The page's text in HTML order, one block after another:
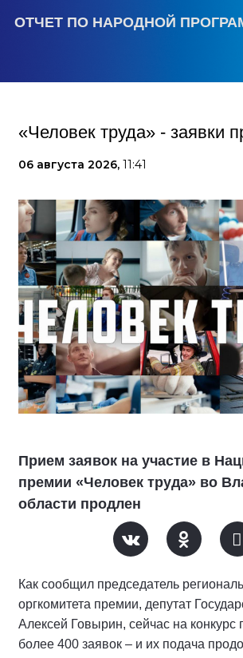
ОТЧЕТ ПО НАРОДНОЙ
«Человек труда» - заявки
06 августа 2026, 11:41
Прием заявок на участие в
премии «Человек труда» во
области продлен
Как сообщил председатель
оргкомитета премии, депутат
Алексей Говырин, сейчас на конкурс
более 400 заявок – и их подача